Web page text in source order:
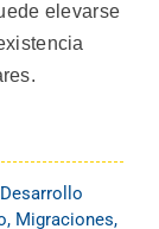
elevarse
Desarrollo
, Migraciones,